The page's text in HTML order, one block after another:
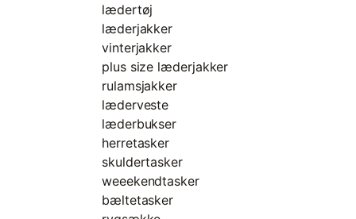
lædertøj
læderjakker
vinterjakker
plus size læderjakker
rulamsjakker
læderveste
læderbukser
herretasker
skuldertasker
weeekendtasker
bæltetasker